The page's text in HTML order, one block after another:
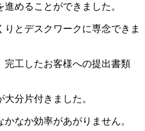
めることができました。
とデスクワークに専念できま
完工したお客様への提出書類
分片付きました。
なか効率があがりません。